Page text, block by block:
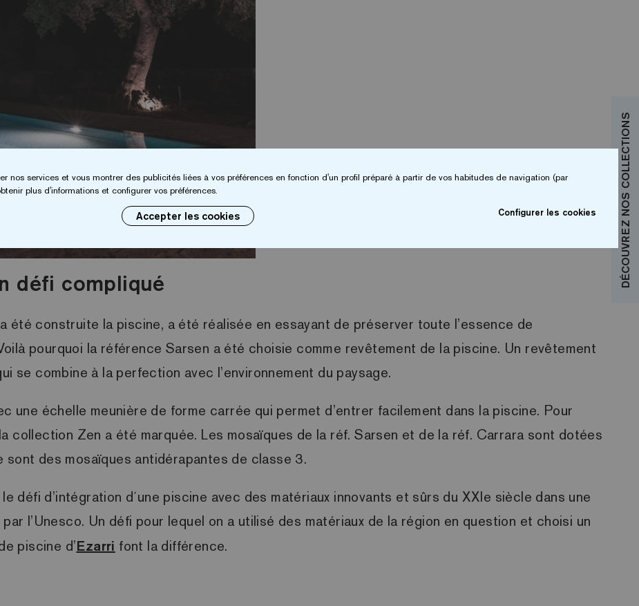
défi compliqué
été construite la piscine, a été réalisée en essayant de préserver toute l’essence de
pourquoi la référence Sarsen a été choisie comme revêtement de la piscine. Un revêtement
se combine à la perfection avec l’environnement du paysage.
une échelle meunière de forme carrée qui permet d’entrer facilement dans la piscine. Pour
collection Zen a été marquée. Les mosaïques de la réf. Sarsen et de la réf. Carrara sont dotées
des mosaïques antidérapantes de classe 3.
défi d’intégration d´une piscine avec des matériaux innovants et sûrs du XXIe siècle dans une
l’Unesco. Un défi pour lequel on a utilisé des matériaux de la région en question et choisi un
piscine d’Ezarri font la différence.
DÉCOUVREZ NOS COLLECTIONS
nos services et vous montrer des publicités liées à vos préférences en fonction d'un profil préparé à partir de vos habitudes de navigation (par
plus d'informations et configurer vos préférences.
Accepter les cookies Configurer les cookies